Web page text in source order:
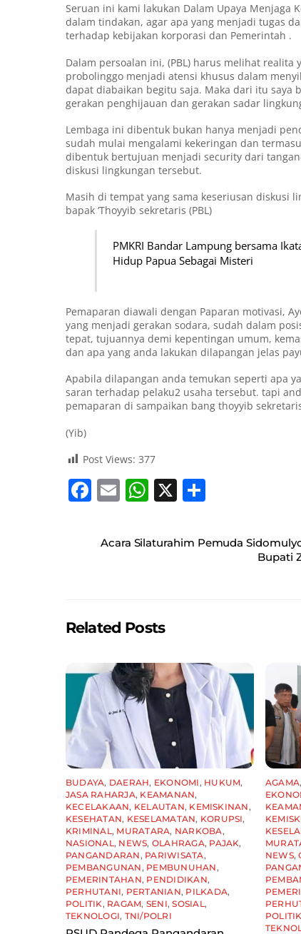
Seruan ini kami lakukan Dalam Upaya
dalam tindakan, agar apa yang menjadi tugas
terhadap kebijakan korporasi dan Pemerintah .
Dalam persoalan ini, (PBL) harus melihat
probolinggo menjadi atensi khusus dalam
dapat diabaikan begitu saja. Maka dari itu saya
gerakan penghijauan dan gerakan sadar
Lembaga ini dibentuk bukan hanya menjadi
sudah mulai mengalami kekeringan dan
dibentuk bertujuan menjadi security dari
diskusi lingkungan tersebut.
Masih di tempat yang sama keseriusan diskusi
bapak ‘Thoyyib sekretaris (PBL)
PMKRI Bandar Lampung bersama
Hidup Papua Sebagai Misteri
Pemaparan diawali dengan Paparan motivasi,
yang menjadi gerakan sodara, sudah dalam
tepat, tujuannya demi kepentingan umum,
dan apa yang anda lakukan dilapangan jelas
Apabila dilapangan anda temukan seperti apa
saran terhadap pelaku2 usaha tersebut. tapi
pemaparan di sampaikan bang thoyyib
(Yib)
Post Views: 377
F
c
o
E
ai
W
at
p
X
ar
Acara Silaturahim Pemuda
Bupati
Related Posts
BUDAYA, DAERAH, EKONOMI , HUKUM,
JASA RAHARJA, KEAMANAN,
KECELAKAAN, KELAUTAN, KEMISKINAN ,
KESEHATAN, KESELAMATAN, KORUPSI,
KRIMINAL , MURATARA, NARKOBA,
NASIONAL , NEWS, OLAHRAGA, PAJAK,
PANGANDARAN , PARIWISATA,
PEMBANGUNAN , PEMBUNUHAN ,
PEMERINTAHAN, PENDIDIKAN,
PERHUTANI, PERTANIAN, PILKADA,
POLITIK , RAGAM, SENI,SOSIAL ,
TEKNOLOGI, TNI/POLRI
AGAMA,
NEWS,
POLITIK